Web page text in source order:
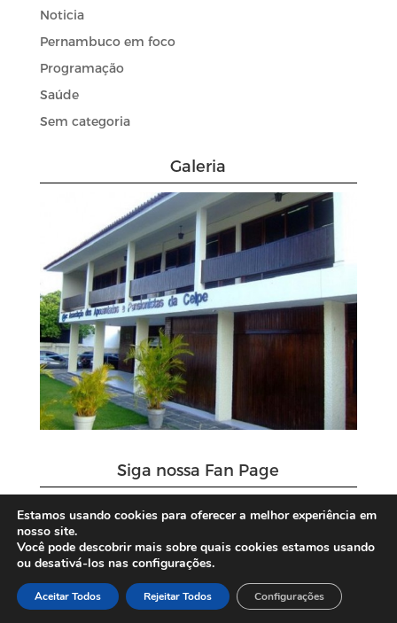
Noticia
Pernambuco em foco
Programação
Saúde
Sem categoria
Galeria
Siga nossa Fan Page
Estamos usando cookies para oferecer a melhor experiência em
nosso site.
Você pode descobrir mais sobre quais cookies estamos usando
ou desativá-los nas configurações.
Aceitar Todos Rejeitar Todos Configurações